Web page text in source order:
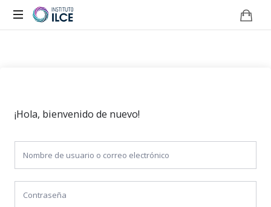
¡Hola, bienvenido de nuevo!